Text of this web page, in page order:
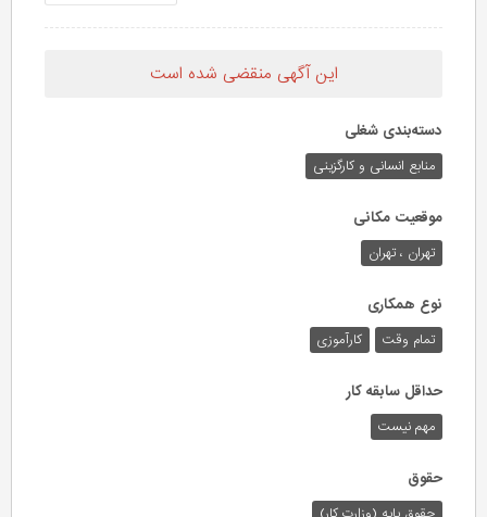
این آگهی منقضی شده است
دسته‌بندی شغلی
منابع انسانی و کارگزینی
موقعیت مکانی
تهران ، تهران
نوع همکاری
تمام وقت کارآموزی
حداقل سابقه کار
مهم نیست
حقوق